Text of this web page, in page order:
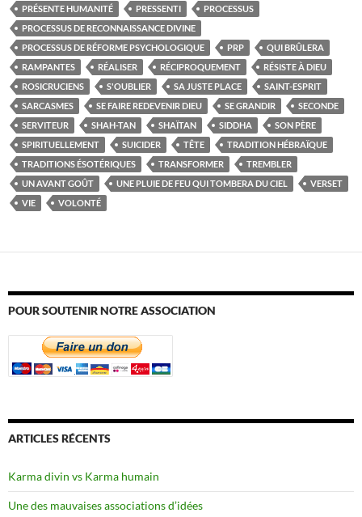
PRÉSENTE HUMANITÉ
PRESSENTI
PROCESSUS
PROCESSUS DE RECONNAISSANCE DIVINE
PROCESSUS DE RÉFORME PSYCHOLOGIQUE
PRP
QUI BRÛLERA
RAMPANTES
RÉALISER RÉCIPROQUEMENT
RÉSISTE À DIEU
ROSICRUCIENS
S'OUBLIER SA JUSTE PLACE
SAINT-ESPRIT
SARCASMES
SE FAIRE REDEVENIR DIEU SE GRANDIR
SECONDE
SERVITEUR
SHAH-TAN SHAÏTAN SIDDHA
SON PÈRE
SPIRITUELLEMENT
SUICIDER TÊTE
TRADITION HÉBRAÏQUE
TRADITIONS ÉSOTÉRIQUES
TRANSFORMER
TREMBLER
UN AVANT GOÛT
UNE PLUIE DE FEU QUI TOMBERA DU CIEL
VERSET
VIE
VOLONTÉ
POUR SOUTENIR NOTRE ASSOCIATION
ARTICLES RÉCENTS
Karma divin vs Karma humain
Une des mauvaises associations d’idées